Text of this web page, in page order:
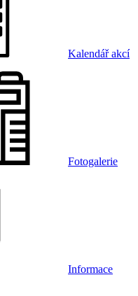
Kalendář akcí
Fotogalerie
Informace